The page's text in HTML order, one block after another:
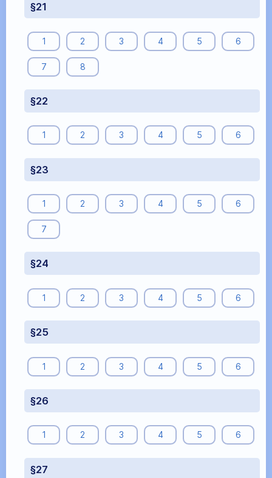
§21
1 2 3 4 5 6
7 8
§22
1 2 3 4 5 6
§23
1 2 3 4 5 6
7
§24
1 2 3 4 5 6
§25
1 2 3 4 5 6
§26
1 2 3 4 5 6
§27